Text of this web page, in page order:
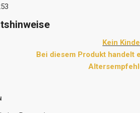
Kein
Bei diesem Produkt handelt